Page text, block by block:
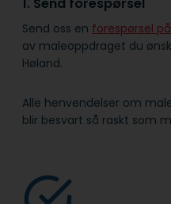
Send oss en forespørsel
av maleoppdraget du
Høland.
Alle henvendelser om
blir besvart så raskt som